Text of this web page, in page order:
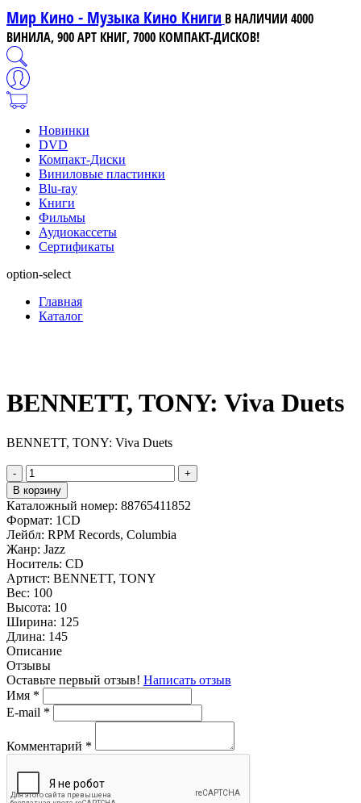
Мир Кино - Музыка Кино Книги В НАЛИЧИИ 4000
ВИНИЛА, 900 АРТ КНИГ, 7000 КОМПАКТ-ДИСКОВ!
Новинки
DVD
Компакт-Диски
Виниловые пластинки
Blu-ray
Книги
Фильмы
Аудиокассеты
Сертификаты
option-select
Главная
Каталог
BENNETT, TONY: Viva Duets
BENNETT, TONY: Viva Duets
-
+
В корзину
Каталожный номер: 88765411852
Формат: 1CD
Лейбл: RPM Records, Columbia
Жанр: Jazz
Носитель: CD
Артист: BENNETT, TONY
Вес: 100
Высота: 10
Ширина: 125
Длина: 145
Описание
Отзывы
Оставьте первый отзыв! Написать отзыв
Имя *
E-mail *
Комментарий *